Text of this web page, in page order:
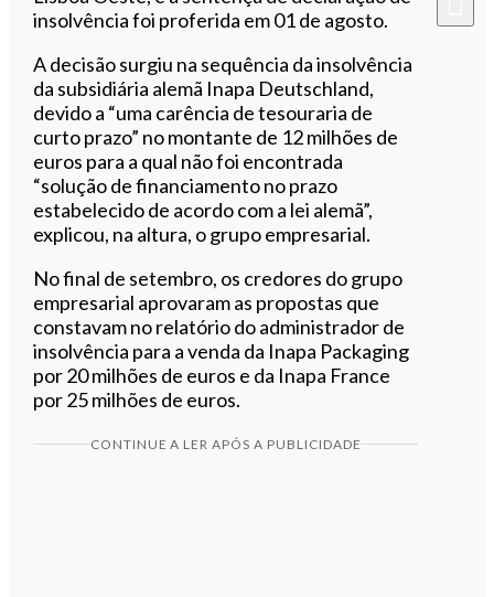
insolvência foi proferida em 01 de agosto.
A decisão surgiu na sequência da insolvência
da subsidiária alemã Inapa Deutschland,
devido a “uma carência de tesouraria de
curto prazo” no montante de 12 milhões de
euros para a qual não foi encontrada
“solução de financiamento no prazo
estabelecido de acordo com a lei alemã”,
explicou, na altura, o grupo empresarial.
No final de setembro, os credores do grupo
empresarial aprovaram as propostas que
constavam no relatório do administrador de
insolvência para a venda da Inapa Packaging
por 20 milhões de euros e da Inapa France
por 25 milhões de euros.
CONTINUE A LER APÓS A PUBLICIDADE